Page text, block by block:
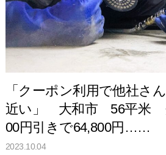
「クーポン利用で他社さ
近い」 大和市 56平米
00円引きで64,800円……
2023.10.04